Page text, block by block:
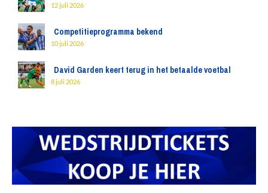
12 juli 2026
Competitieprogramma bekend
10 juli 2026
David Garden keert terug in het betaalde voetbal
8 juli 2026